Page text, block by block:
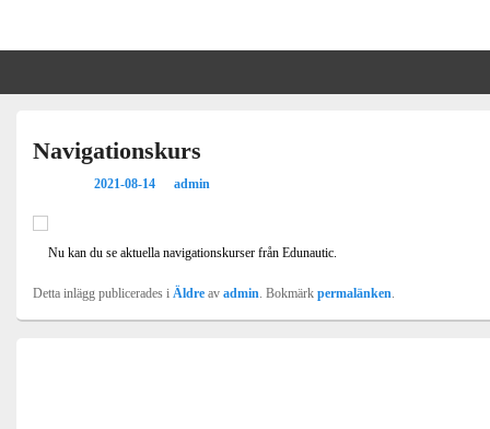
Mariefreds BK
Navigationskurs
2021-08-14 admin
Nu kan du se aktuella navigationskurser från Edunautic.
Detta inlägg publicerades i Äldre av admin . Bokmärk permalänken
Widget